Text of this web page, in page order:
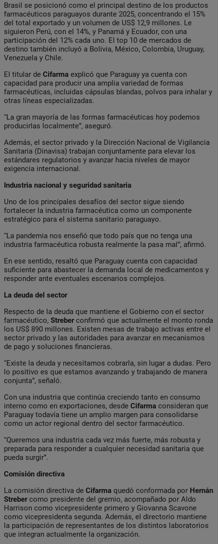
Brasil se posicionó como el principal destino de los productos
farmacéuticos paraguayos durante 2025, concentrando el 15%
del total exportado y un volumen de US$ 12,9 millones. Le
siguieron Perú, con el 14%, y Panamá y Ecuador, con una
participación del 12% cada uno. El top 10 de mercados de
destino también incluyó a Bolivia, México, Colombia, Uruguay,
Venezuela y Chile.
El titular de Cifarma explicó que Paraguay ya cuenta con
capacidad para producir una amplia variedad de formas
farmacéuticas, incluidas cápsulas blandas, polvos para inhalar y
otras líneas especializadas.
“La gran mayoría de las formas farmacéuticas hoy podemos
producirlas localmente”, aseguró.
Además, el sector privado y la Dirección Nacional de Vigilancia
Sanitaria (Dinavisa) trabajan conjuntamente para elevar los
estándares regulatorios y avanzar hacia niveles de mayor
exigencia internacional.
Industria nacional y seguridad sanitaria
Uno de los principales desafíos del sector sigue siendo
fortalecer la industria farmacéutica como un componente
estratégico para el sistema sanitario paraguayo.
“La pandemia nos enseñó que todo país que no tenga una
industria farmacéutica robusta realmente la pasa mal”, afirmó.
En ese sentido, resaltó que Paraguay cuenta con capacidad
suficiente para abastecer la demanda local de medicamentos y
responder ante eventuales escenarios complejos.
La deuda del sector
Respecto de la deuda que mantiene el Gobierno con el sector
farmacéutico, Streberconfirmó que actualmente el monto ronda
los US$ 890 millones. Existen mesas de trabajo activas entre el
sector privado y las autoridades para avanzar en mecanismos
de pago y soluciones financieras.
“Existe la deuda y necesitamos cobrarla, sin lugar a dudas. Pero
lo positivo es que estamos avanzando y trabajando de manera
conjunta”, señaló.
Con una industria que continúa creciendo tanto en consumo
interno como en exportaciones, desde Cifarma consideran que
Paraguay todavía tiene un amplio margen para consolidarse
como un actor regional dentro del sector farmacéutico.
“Queremos una industria cada vez más fuerte, más robusta y
preparada para responder a cualquier necesidad sanitaria que
pueda surgir”.
Comisión directiva
La comisión directiva de Cifarma quedó conformada por Hernán
Strebercomo presidente del gremio, acompañado por Aldo
Harrison como vicepresidente primero y Giovanna Scavone
como vicepresidenta segunda. Además, el directorio mantiene
la participación de representantes de los distintos laboratorios
que integran actualmente la organización.